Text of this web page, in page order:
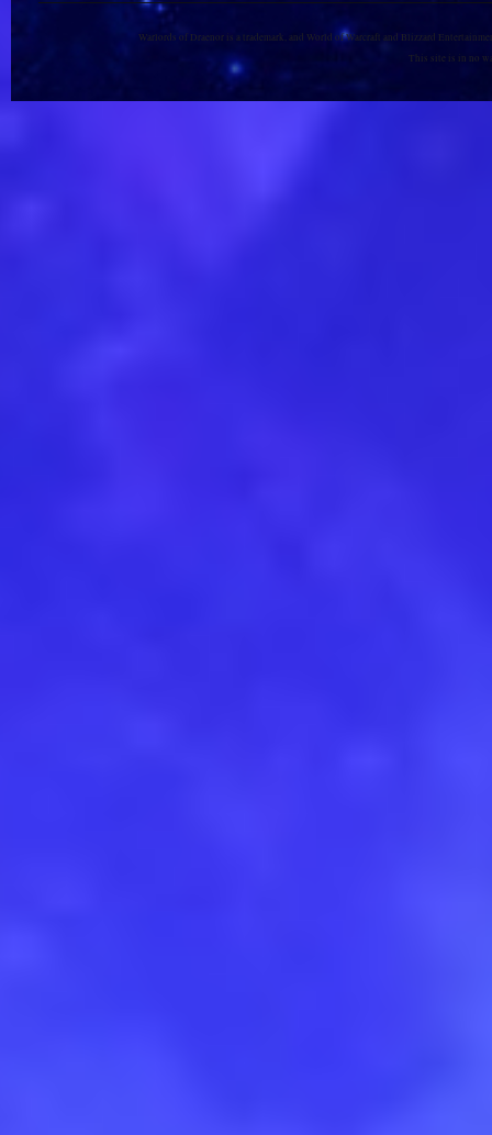
Warlords of Draenor is a trademark, and World of Warcraft and Blizzard
This site is in no